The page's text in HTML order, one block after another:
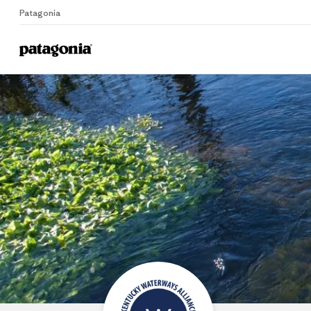
Patagonia
Home